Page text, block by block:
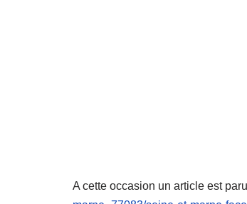
A cette occasion un article est